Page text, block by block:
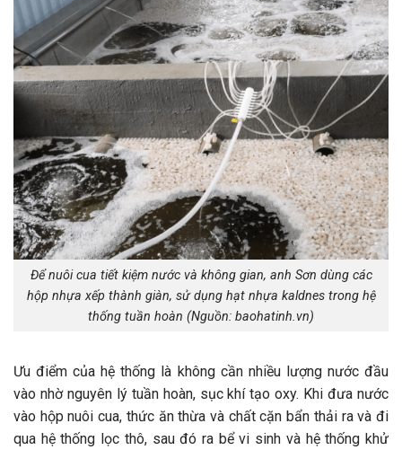
Để nuôi cua tiết kiệm nước và không gian, anh Sơn dùng các
hộp nhựa xếp thành giàn, sử dụng hạt nhựa kaldnes trong hệ
thống tuần hoàn (Nguồn: baohatinh.vn)
Ưu điểm của hệ thống là không cần nhiều lượng nước đầu
vào nhờ nguyên lý tuần hoàn, sục khí tạo oxy. Khi đưa nước
vào hộp nuôi cua, thức ăn thừa và chất cặn bẩn thải ra và đi
qua hệ thống lọc thô, sau đó ra bể vi sinh và hệ thống khử